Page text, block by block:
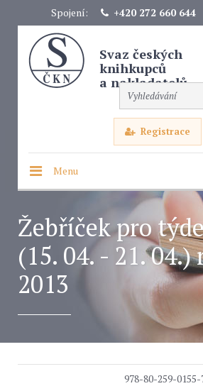
Spojení: +420 272 660 644
Svaz českých
knihkupců
a nakladatelů
Registrace
Menu
Žebříček pro
(15. 04. - 21. 04.)
2013
978-80-259-0155-